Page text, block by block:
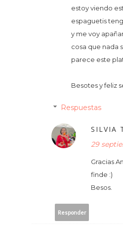
estoy viendo
espaguetis
y me voy
cosa que nada
parece este
Besotes y feliz
Respuestas
SILVIA
29
Gracias
finde :)
Besos.
Responder